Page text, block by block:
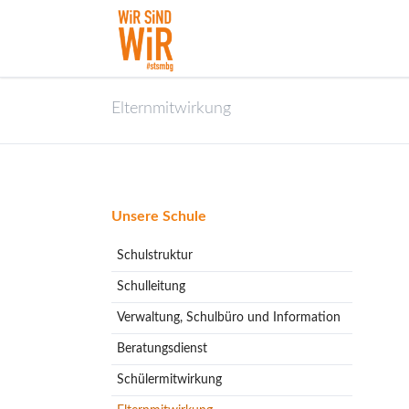
Elternmitwirkung
Navigation
Unsere Schule
Schulstruktur
Schulleitung
Verwaltung, Schulbüro und Information
Beratungsdienst
Schülermitwirkung